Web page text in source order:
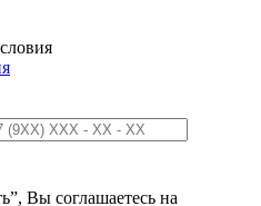
Вы соглашаетесь на